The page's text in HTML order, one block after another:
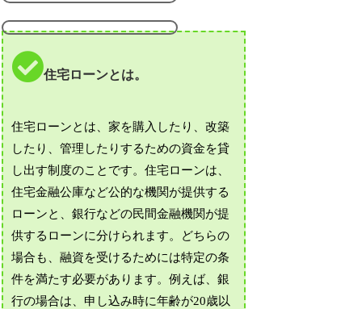
住宅ローンとは。
住宅ローンとは、家を購入したり、改築
したり、管理したりするための資金を貸
し出す制度のことです。住宅ローンは、
住宅金融公庫など公的な機関が提供する
ローンと、銀行などの民間金融機関が提
供するローンに分けられます。どちらの
場合も、融資を受けるためには特定の条
件を満たす必要があります。例えば、銀
行の場合は、申し込み時に年齢が20歳以